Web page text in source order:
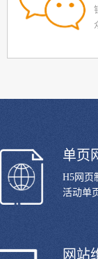
单页
H5网页
活动单
网站